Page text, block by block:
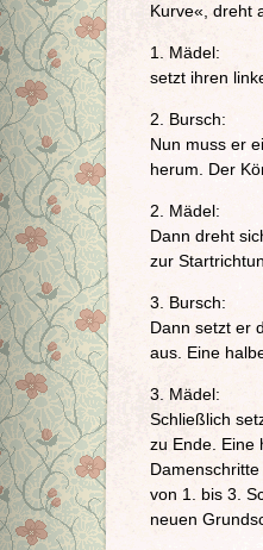
Kurve«, dreht
1. Mädel:
setzt ihren
2. Bursch:
Nun muss er
herum. Der
2. Mädel:
Dann dreht
zur
3. Bursch:
Dann setzt er
aus. Eine
3. Mädel:
Schließlich
zu Ende. Eine
von 1. bis 3.
neuen